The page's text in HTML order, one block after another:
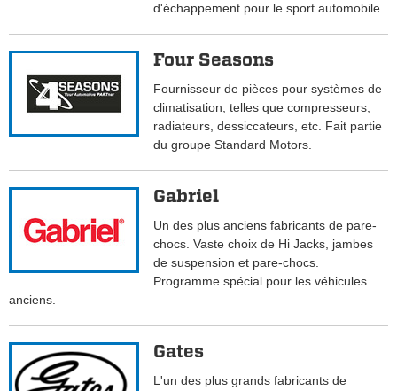
d'échappement pour le sport automobile.
Four Seasons
Fournisseur de pièces pour systèmes de
climatisation, telles que compresseurs,
radiateurs, dessiccateurs, etc. Fait partie
du groupe Standard Motors.
Gabriel
Un des plus anciens fabricants de pare-
chocs. Vaste choix de Hi Jacks, jambes
de suspension et pare-chocs.
Programme spécial pour les véhicules
anciens.
Gates
L'un des plus grands fabricants de